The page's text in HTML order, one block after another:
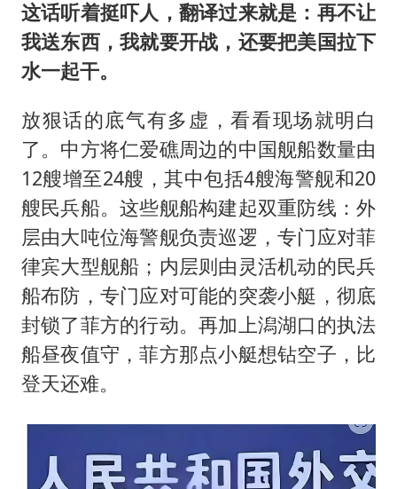
这话听着挺吓人，翻译过来就是：再不让
我送东西，我就要开战，还要把美国拉下
水一起干。
放狠话的底气有多虚，看看现场就明白
了。中方将仁爱礁周边的中国舰船数量由
12艘增至24艘，其中包括4艘海警舰和20
艘民兵船。这些舰船构建起双重防线：外
层由大吨位海警舰负责巡逻，专门应对菲
律宾大型舰船；内层则由灵活机动的民兵
船布防，专门应对可能的突袭小艇，彻底
封锁了菲方的行动。再加上潟湖口的执法
船昼夜值守，菲方那点小艇想钻空子，比
登天还难。